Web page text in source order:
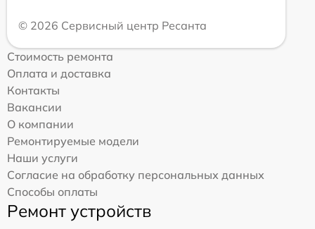
© 2026 Сервисный центр Ресанта
Стоимость ремонта
Оплата и доставка
Контакты
Вакансии
О компании
Ремонтируемые модели
Наши услуги
Согласие на обработку персональных данных
Способы оплаты
Ремонт устройств